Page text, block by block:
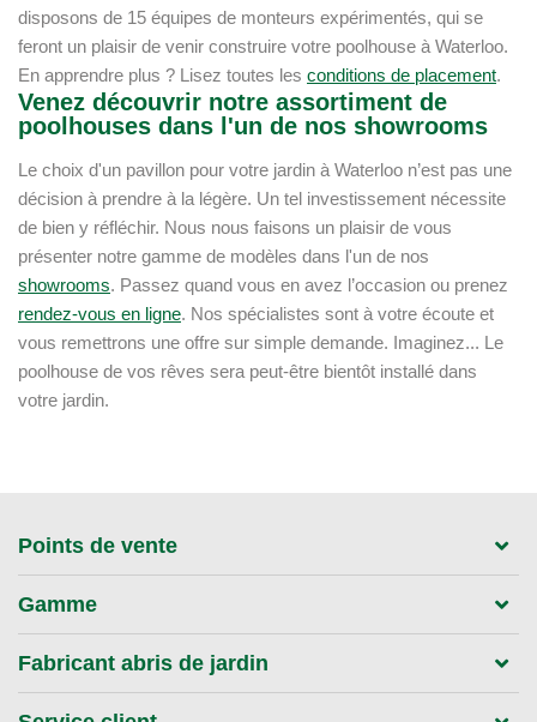
disposons de 15 équipes de monteurs expérimentés, qui se
feront un plaisir de venir construire votre poolhouse à Waterloo.
En apprendre plus ? Lisez toutes les conditions de placement.
Venez découvrir notre assortiment de
poolhouses dans l'un de nos showrooms
Le choix d'un pavillon pour votre jardin à Waterloo n’est pas une
décision à prendre à la légère. Un tel investissement nécessite
de bien y réfléchir. Nous nous faisons un plaisir de vous
présenter notre gamme de modèles dans l'un de nos
showrooms. Passez quand vous en avez l’occasion ou prenez
rendez-vous en ligne. Nos spécialistes sont à votre écoute et
vous remettrons une offre sur simple demande. Imaginez... Le
poolhouse de vos rêves sera peut-être bientôt installé dans
votre jardin.
Points de vente
Gamme
Fabricant abris de jardin